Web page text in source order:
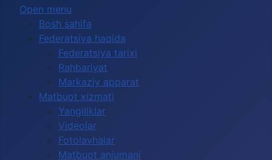
Open menu
Bosh sahifa
Federatsiya haqida
Federatsiya tarixi
Rahbariyat
Markaziy apparat
Matbuot xizmati
Yangiliklar
Videolar
Fotolavhalar
Matbuot anjumani